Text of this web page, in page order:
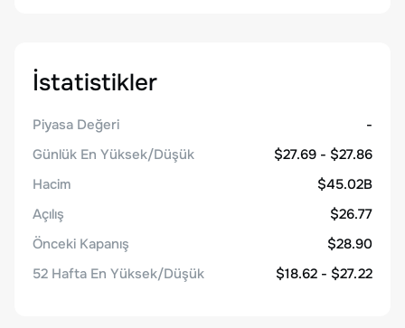
İstatistikler
Piyasa Değeri
-
Günlük En Yüksek/Düşük
$27.69 - $27.86
Hacim
$45.02B
Açılış
$26.77
Önceki Kapanış
$28.90
52 Hafta En Yüksek/Düşük
$18.62 - $27.22